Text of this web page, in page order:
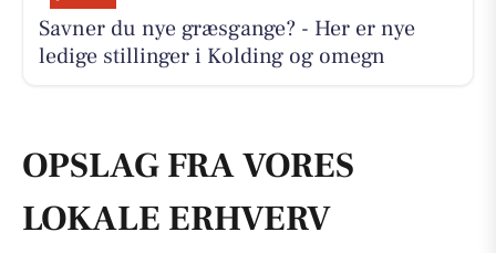
Savner du nye græsgange? - Her er nye
ledige stillinger i Kolding og omegn
OPSLAG FRA VORES
LOKALE ERHVERV